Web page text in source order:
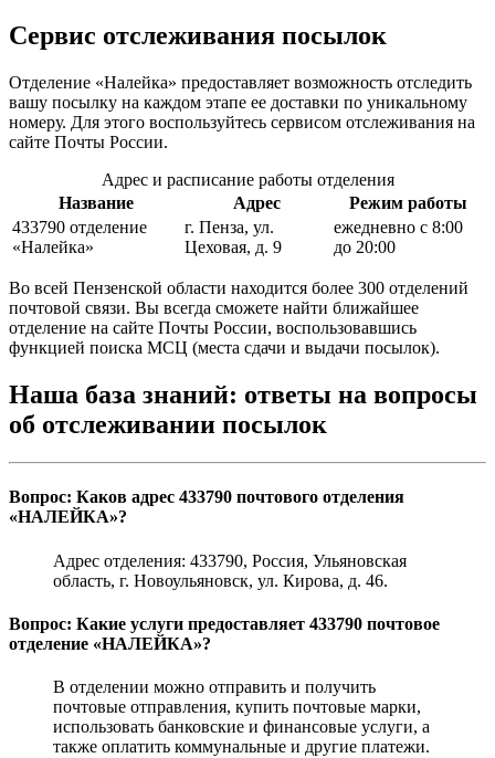
Сервис отслеживания посылок
Отделение «Налейка» предоставляет возможность отследить
вашу посылку на каждом этапе ее доставки по уникальному
номеру. Для этого воспользуйтесь сервисом отслеживания на
сайте Почты России.
Адрес и расписание работы отделения
Название
Адрес
Режим работы
433790 отделение
«Налейка»
г. Пенза, ул.
Цеховая, д. 9
ежедневно с 8:00
до 20:00
Во всей Пензенской области находится более 300 отделений
почтовой связи. Вы всегда сможете найти ближайшее
отделение на сайте Почты России, воспользовавшись
функцией поиска МСЦ (места сдачи и выдачи посылок).
Наша база знаний: ответы на вопросы
об отслеживании посылок
Вопрос: Каков адрес 433790 почтового отделения
«НАЛЕЙКА»?
Адрес отделения: 433790, Россия, Ульяновская
область, г. Новоульяновск, ул. Кирова, д. 46.
Вопрос: Какие услуги предоставляет 433790 почтовое
отделение «НАЛЕЙКА»?
В отделении можно отправить и получить
почтовые отправления, купить почтовые марки,
использовать банковские и финансовые услуги, а
также оплатить коммунальные и другие платежи.